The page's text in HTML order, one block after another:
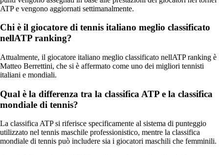
ATP e vengono aggiornati settimanalmente.
Chi è il giocatore di tennis italiano meglio classificato
nellATP ranking?
Attualmente, il giocatore italiano meglio classificato nellATP ranking è
Matteo Berrettini, che si è affermato come uno dei migliori tennisti
italiani e mondiali.
Qual è la differenza tra la classifica ATP e la classifica
mondiale di tennis?
La classifica ATP si riferisce specificamente al sistema di punteggio
utilizzato nel tennis maschile professionistico, mentre la classifica
mondiale di tennis può includere sia i giocatori maschili che femminili.